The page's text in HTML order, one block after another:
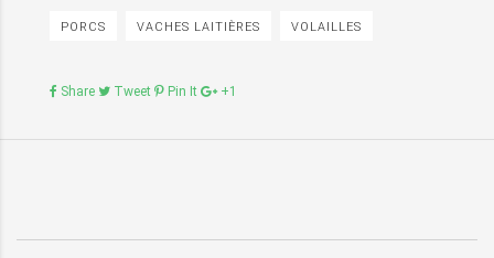
PORCS VACHES LAITIÈRES VOLAILLES
Share Tweet Pin It +1